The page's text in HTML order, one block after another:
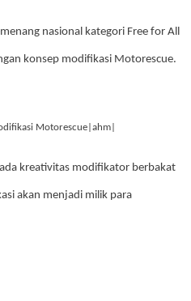
nasional kategori Free for All
konsep modifikasi Motorescue.
Motorescue|ahm|
kreativitas modifikator berbakat
akan menjadi milik para